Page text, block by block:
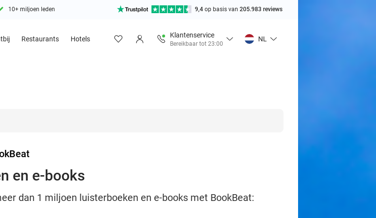
10+ miljoen leden 9,4 op basis van 205.983 reviews
Restaurants Hotels
Klantenservice
Bereikbaar tot 23:00
NL
en e-books
dan 1 miljoen luisterboeken en e-books met BookBeat: